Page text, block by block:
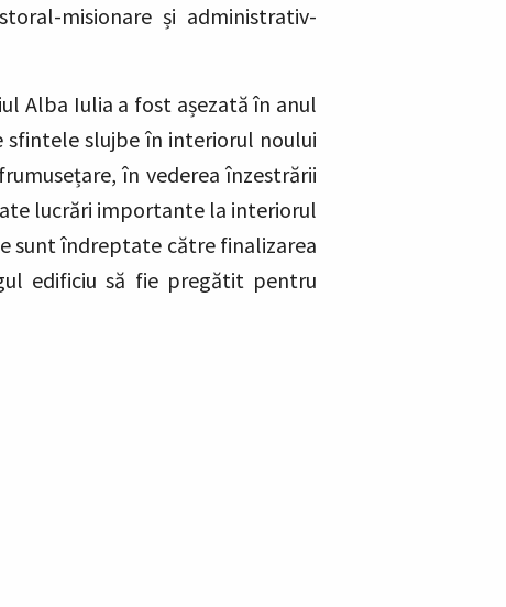
misionare și administrativ-
Alba Iulia a fost așezată în anul
sfintele slujbe în interiorul noului
în vederea înzestrării
lucrări importante la interiorul
sunt îndreptate către finalizarea
edificiu să fie pregătit pentru